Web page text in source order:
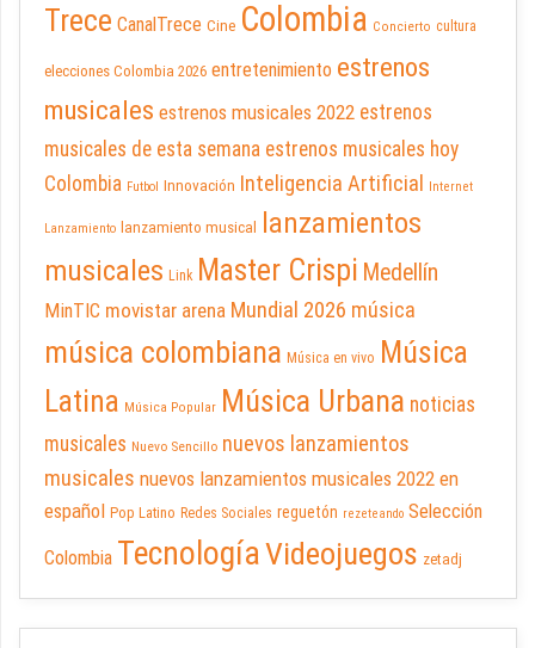
Trece CanalTrece Cine Colombia Concierto cultura
elecciones Colombia 2026 entretenimiento estrenos
musicales estrenos musicales 2022 estrenos
musicales de esta semana estrenos musicales hoy
Colombia Futbol Innovación Inteligencia Artificial Internet
Lanzamiento lanzamiento musical
lanzamientos
musicales Link Master Crispi Medellín
MinTIC movistar arena Mundial 2026 música
música colombiana Música en vivo Música
Latina Música Popular Música Urbana noticias
musicales Nuevo Sencillo nuevos lanzamientos
musicales nuevos lanzamientos musicales 2022 en
español Pop Latino Redes Sociales reguetón rezeteando Selección
Colombia TecnologíaVideojuegos zetadj